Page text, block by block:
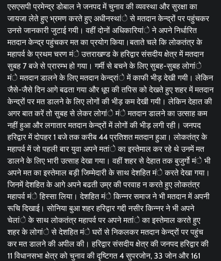
एसएसपी प्रमेन्द्र डोबाल ने जनपद में चुनाव की व्यवस्था और सुरक्षा का
जायजा लेते हुए भ्रमण करते हुए अधीनस्थांे से मतदान केन्द्रों पर पहुंचकर
उनसे जानकारी जुटाई गयी। वहीं दोनों अधिकारियांे ने अपने निर्धारित
मतदान केन्द्र पहुंचकर मत का प्रयोग किया।बताते चले कि लोकतंत्र के
महापर्व के प्रथम चरण मंे उत्तराखण्ड के हरिद्वार संसदीय क्षेत्र में मतदान
सुबह 7 बजे से प्रारम्भ हो गया। गर्मी से बचने के लिए सुबह-सुबह लोगांे
मंे मतदान डालने के लिए मतदान केन्द्रांे में काफी भीड़ देखी गयी। लेकिन
जैसे-जैसे दिन आगे बढता गया और धूप की तपिस को देखते हुए शहर में मतदान
केन्द्रों पर मत डालने के लिए लोगों की भीड़ कम देखी गयी। लेकिन देहात की
अगर बात करें तो सुबह से लेकर लोगांे मंे मतदान डालने का उत्साह कम
नहीं हुआ और लगातार मतदान केन्द्रों में लोगों की भीड़ लगी रही। जनपद
हरिद्वार में दोपहर 1 बजे तक करीब 44 प्रतिशत मतदान हुआ। लोकतंत्र के
महापर्व में जो पहली बार युवा अपने मतांे का इस्तेमाल कर रहे थे उनमें मत
डालने के लिए भारी उत्साह देखा गया। वहीं शहर से देहात तक बुजुर्गो मंे भी
अपने मत का इस्तेमाल बड़ी जिम्मेदारी के साथ देशहित मंे करते देखा गया।
जिनमें देशहित के आगे अपने बढती उम्र की परवाह न करते हुए लोकतंत्र
महापर्व मंे हिस्सा लिया। देशहित मंे किन्नर समाज ने भी मतदान में अपनी
रूचि दिखाई। सोनिया बुआ शहर हरिद्वार गद्दी नसीर किन्नर ने भी अपने
चेलांे के साथ लोकतंत्र महापर्व पर अपने मतांे का इस्तेमाल करते हुए
शहर के लोगांे से देशहित मंे घरों से निकलकर मतदान केन्द्रों पर पहुंच
कर मत डालने की अपील की। हरिद्वार संसदीय क्षेत्र की जनपद हरिद्वार की
11 विधानसभा क्षेत्र को चुनाव की दृष्टिगत 4 सुपरजोन, 33 जोन और 161